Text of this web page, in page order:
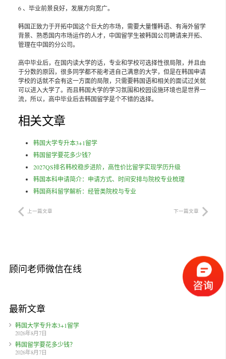
6 、毕业前景良好，发展方向宽广。
韩国正致力于开拓中国这个巨大的市场，需要大量懂韩语、有海外留学
背景、熟悉国内市场运作的人才，中国留学生被韩国公司聘请来开拓、
管理在中国的分公司。
高中毕业后，在国内读大学的话，专业和学校可选择性很局限，并且由
于分数的原因，很多同学都不能考进自己满意的大学，但是在韩国申请
学校的话就不会有这一方面的局限，只需要韩国语和相关的面试过关就
可以进入大学了。而且韩国大学的学习氛围和校园设施环境也是世界一
流，所以，高中毕业后去韩国留学是个不错的选择。
相关文章
韩国大学专升本3+1留学
韩国留学要花多少钱？
2027QS排名韩校稳步进阶，高性价比留学实现学历升级
韩国本科申请简介：申请方式、时间安排与院校专业梳理
韩国商科留学解析：经管类院校与专业
上一篇文章 下一篇文章
顾问老师微信在线
最新文章
韩国大学专升本3+1留学
2026年8月7日
韩国留学要花多少钱？
2026年8月7日